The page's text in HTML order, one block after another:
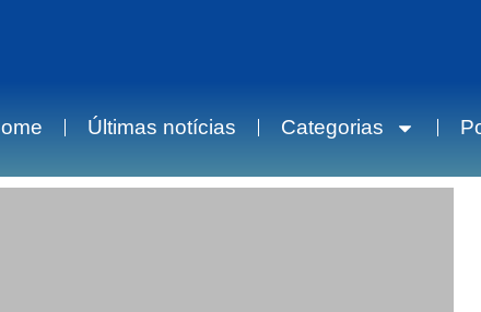
Últimas notícias Categorias